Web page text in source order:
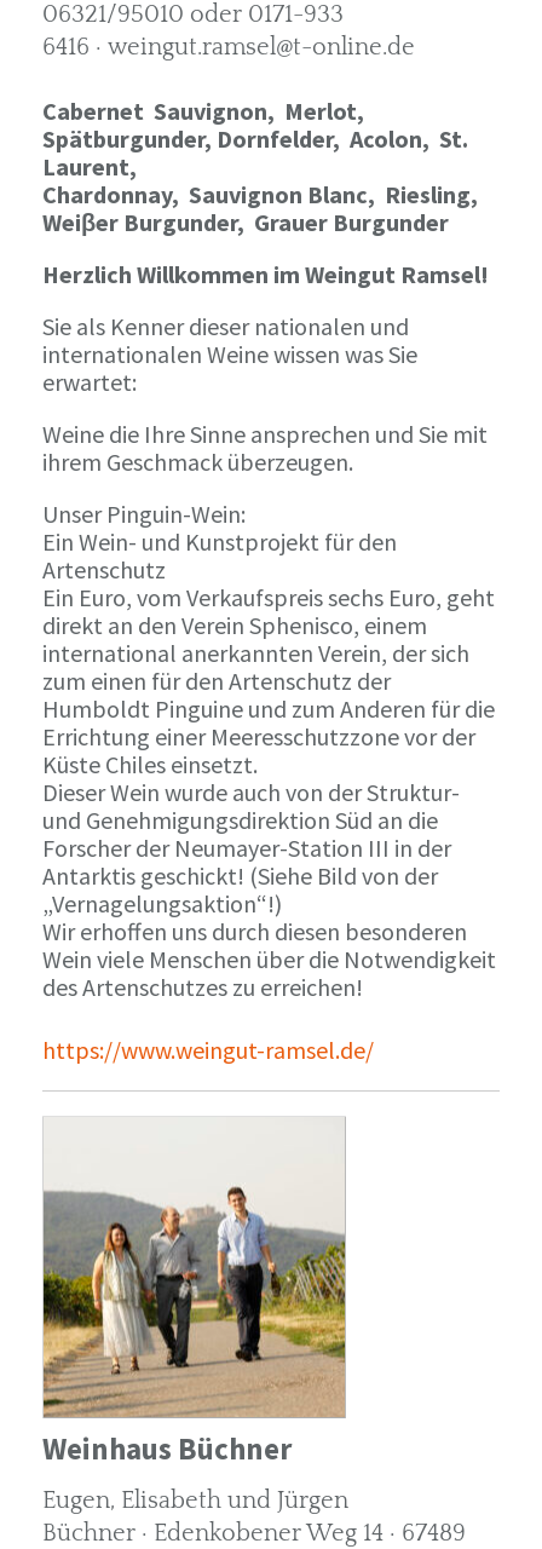
06321/95010 oder 0171-933
6416 · weingut.ramsel@t-online.de
Cabernet Sauvignon, Merlot,
Spätburgunder, Dornfelder, Acolon, St.
Laurent,
Chardonnay, Sauvignon Blanc, Riesling,
Weiβer Burgunder, Grauer Burgunder
Herzlich Willkommen im Weingut Ramsel!
Sie als Kenner dieser nationalen und
internationalen Weine wissen was Sie
erwartet:
Weine die Ihre Sinne ansprechen und Sie mit
ihrem Geschmack überzeugen.
Unser Pinguin-Wein:
Ein Wein- und Kunstprojekt für den
Artenschutz
Ein Euro, vom Verkaufspreis sechs Euro, geht
direkt an den Verein Sphenisco, einem
international anerkannten Verein, der sich
zum einen für den Artenschutz der
Humboldt Pinguine und zum Anderen für die
Errichtung einer Meeresschutzzone vor der
Küste Chiles einsetzt.
Dieser Wein wurde auch von der Struktur-
und Genehmigungsdirektion Süd an die
Forscher der Neumayer-Station III in der
Antarktis geschickt! (Siehe Bild von der
„Vernagelungsaktion“!)
Wir erhoffen uns durch diesen besonderen
Wein viele Menschen über die Notwendigkeit
des Artenschutzes zu erreichen!
https://www.weingut-ramsel.de/
Weinhaus Büchner
Eugen, Elisabeth und Jürgen
Büchner · Edenkobener Weg 14 · 67489